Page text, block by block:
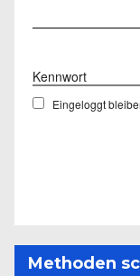
Kennwort
Eingeloggt
Methoden